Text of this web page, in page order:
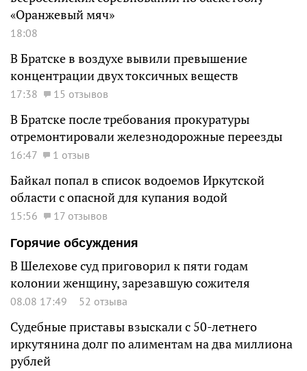
«Оранжевый мяч»
18:08
В Братске в воздухе вывили превышение
концентрации двух токсичных веществ
17:38 15 отзывов
В Братске после требования прокуратуры
отремонтировали железнодорожные переезды
16:47 1 отзыв
Байкал попал в список водоемов Иркутской
области с опасной для купания водой
15:56
17 отзывов
Горячие обсуждения
В Шелехове суд приговорил к пяти годам
колонии женщину, зарезавшую сожителя
08.08 17:49 52 отзыва
Судебные приставы взыскали с 50-летнего
иркутянина долг по алиментам на два миллиона
рублей